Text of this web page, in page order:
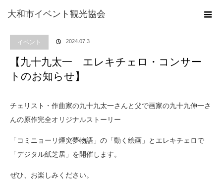
大和市イベント観光協会
ブログ
イベント 【九十九太一 エレキチェロ・コンサートのお知
イベント 2024.07.3
【九十九太一 エレキチェロ・コンサー
トのお知らせ】
チェリスト・作曲家の九十九太一さんと父で画家の九十九伸一さ
んの原作完全オリジナルストーリー
「コミニョーリ煙突夢物語」の「動く絵画」とエレキチェロで
「デジタル紙芝居」を開催します。
ぜひ、お楽しみください。